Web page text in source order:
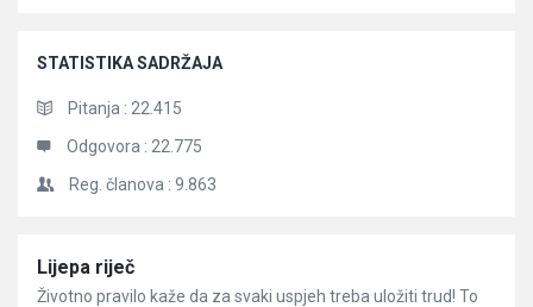
STATISTIKA SADRŽAJA
Pitanja : 22.415
Odgovora : 22.775
Reg. članova : 9.863
Članci
Lijepa riječ
Životno pravilo kaže da za svaki uspjeh treba uložiti trud! To